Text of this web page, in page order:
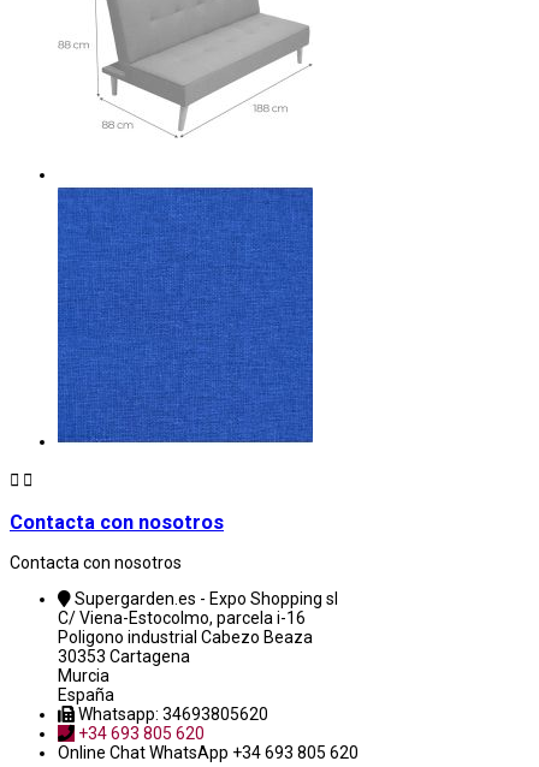
 
Contacta con nosotros
Contacta con nosotros
Supergarden.es - Expo Shopping sl
C/ Viena-Estocolmo, parcela i-16
Poligono industrial Cabezo Beaza
30353 Cartagena
Murcia
España
Whatsapp: 34693805620
+34 693 805 620
Online ChatWhatsApp +34 693 805 620